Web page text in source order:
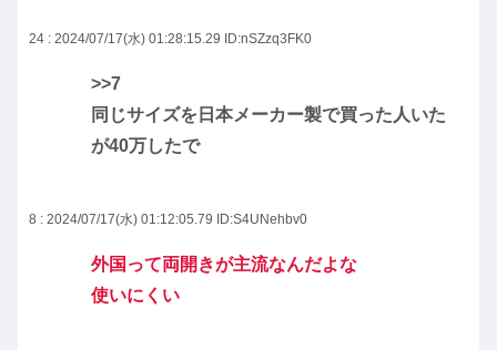
24 : 2024/07/17(水) 01:28:15.29 ID:nSZzq3FK0
>>7
同じサイズを日本メーカー製で買った人いた
が40万したで
8 : 2024/07/17(水) 01:12:05.79 ID:S4UNehbv0
外国って両開きが主流なんだよな
使いにくい